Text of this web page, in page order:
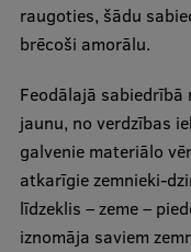
raugoties, šādu
brēcoši amorālu.
Feodālajā
jaunu, no verdzības
galvenie materiālo
atkarīgie zemnieki-
līdzeklis – zeme –
iznomāja saviem